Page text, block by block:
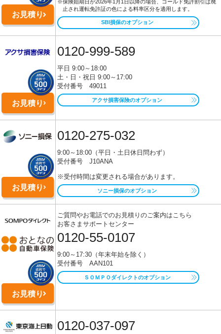
※保険始期日が2026年1月1日以降の場合、ゴールド免許割引は廃
止され運転免許証の色による料率区分を適用します。
SBI損保のオプション
お見積り
0120-999-589
平日 9:00～18:00
土・日・祝日 9:00～17:00
受付番号 49011
アクサ損害保険のオプション
お見積り
0120-275-032
9:00～18:00（平日・土日休日問わず）
受付番号 J10ANA
※受付時間は変更される場合があります。
ソニー損保のオプション
お見積り
ご質問やお電話でのお見積りのご案内はこちら
お客さまサポートセンター
0120-55-0107
9:00～17:30（年末年始を除く）
受付番号 AAN101
ＳＯＭＰＯダイレクトのオプション
お見積り
0120-037-097